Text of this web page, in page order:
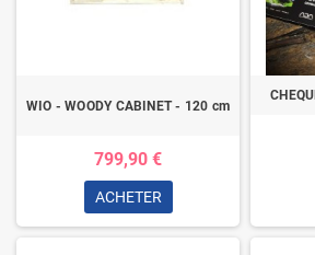
WIO - WOODY CABINET - 120 cm
799,90 €
ACHETER